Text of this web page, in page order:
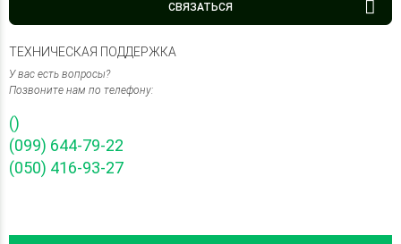
СВЯЗАТЬСЯ
ТЕХНИЧЕСКАЯ ПОДДЕРЖКА
У вас есть вопросы?
Позвоните нам по телефону:
()
(099) 644-79-22
(050) 416-93-27